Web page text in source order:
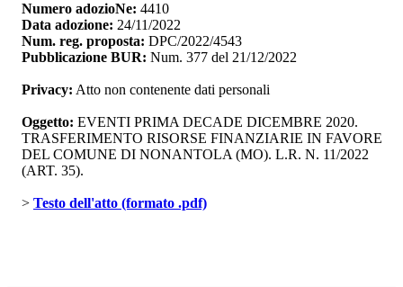
Numero adozioNe: 4410
Data adozione: 24/11/2022
Num. reg. proposta: DPC/2022/4543
Pubblicazione BUR: Num. 377 del 21/12/2022
Privacy: Atto non contenente dati personali
Oggetto: EVENTI PRIMA DECADE DICEMBRE 2020.
TRASFERIMENTO RISORSE FINANZIARIE IN FAVORE
DEL COMUNE DI NONANTOLA (MO). L.R. N. 11/2022
(ART. 35).
> Testo dell'atto (formato .pdf)